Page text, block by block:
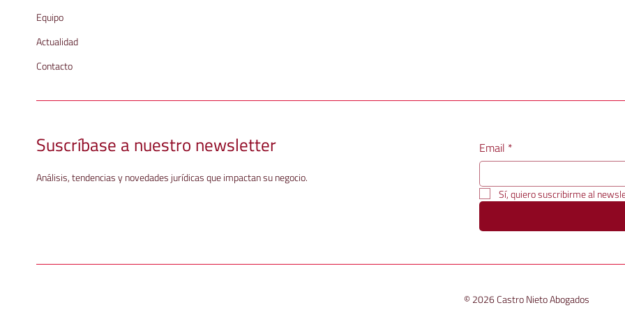
Equipo
Actualidad
Contacto
Suscríbase a nuestro newsletter
Análisis, tendencias y novedades jurídicas que impactan su negocio.
Email *
Sí, quiero suscribirme al
© 2026 Castro Nieto Abogados